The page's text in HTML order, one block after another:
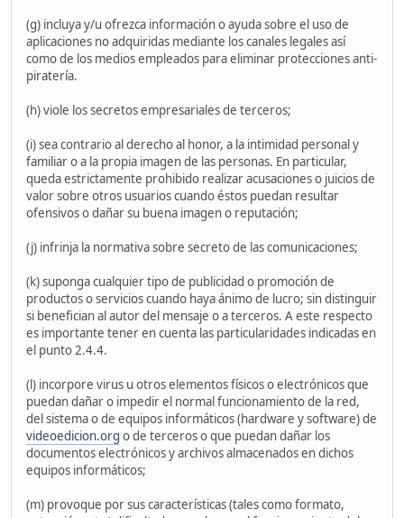
(g) incluya y/u ofrezca información o ayuda sobre el uso de
aplicaciones no adquiridas mediante los canales legales así
como de los medios empleados para eliminar protecciones anti-
piratería.
(h) viole los secretos empresariales de terceros;
(i) sea contrario al derecho al honor, a la intimidad personal y
familiar o a la propia imagen de las personas. En particular,
queda estrictamente prohibido realizar acusaciones o juicios de
valor sobre otros usuarios cuando éstos puedan resultar
ofensivos o dañar su buena imagen o reputación;
(j) infrinja la normativa sobre secreto de las comunicaciones;
(k) suponga cualquier tipo de publicidad o promoción de
productos o servicios cuando haya ánimo de lucro; sin distinguir
si benefician al autor del mensaje o a terceros. A este respecto
es importante tener en cuenta las particularidades indicadas en
el punto 2.4.4.
(l) incorpore virus u otros elementos físicos o electrónicos que
puedan dañar o impedir el normal funcionamiento de la red,
del sistema o de equipos informáticos (hardware y software) de
videoedicion.org o de terceros o que puedan dañar los
documentos electrónicos y archivos almacenados en dichos
equipos informáticos;
(m) provoque por sus características (tales como formato,